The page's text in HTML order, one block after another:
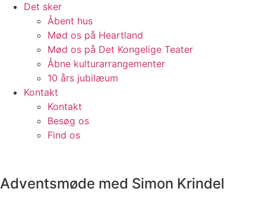
Det sker
Åbent hus
Mød os på Heartland
Mød os på Det Kongelige Teater
Åbne kulturarrangementer
10 års jubilæum
Kontakt
Kontakt
Besøg os
Find os
Adventsmøde med Simon Krindel